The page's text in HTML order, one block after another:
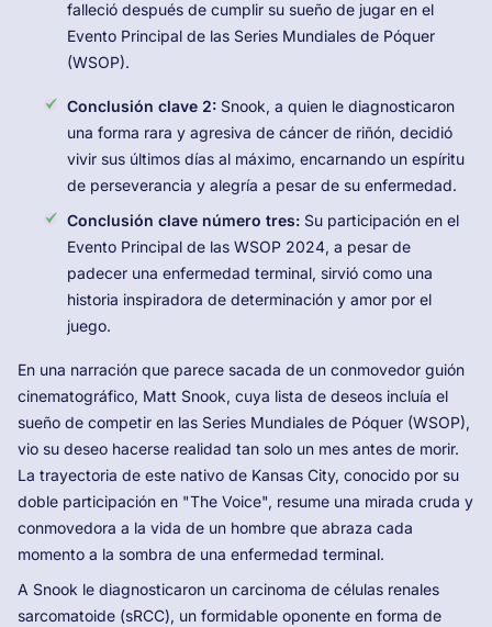
falleció después de cumplir su sueño de jugar en el
Evento Principal de las Series Mundiales de Póquer
(WSOP).
Conclusión clave 2:Snook, a quien le diagnosticaron
una forma rara y agresiva de cáncer de riñón, decidió
vivir sus últimos días al máximo, encarnando un espíritu
de perseverancia y alegría a pesar de su enfermedad.
Conclusión clave número tres:Su participación en el
Evento Principal de las WSOP 2024, a pesar de
padecer una enfermedad terminal, sirvió como una
historia inspiradora de determinación y amor por el
juego.
En una narración que parece sacada de un conmovedor guión
cinematográfico, Matt Snook, cuya lista de deseos incluía el
sueño de competir en las Series Mundiales de Póquer (WSOP),
vio su deseo hacerse realidad tan solo un mes antes de morir.
La trayectoria de este nativo de Kansas City, conocido por su
doble participación en "The Voice", resume una mirada cruda y
conmovedora a la vida de un hombre que abraza cada
momento a la sombra de una enfermedad terminal.
A Snook le diagnosticaron un carcinoma de células renales
sarcomatoide (sRCC), un formidable oponente en forma de